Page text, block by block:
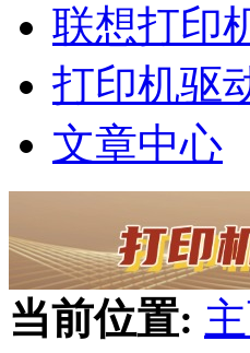
联想打印
打印机驱
文章中心
当前位置: